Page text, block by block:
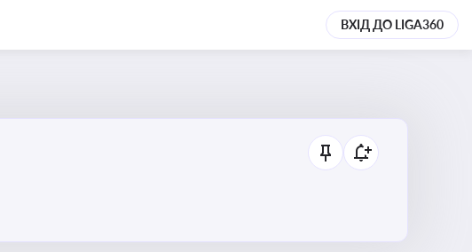
ВХІД ДО LIGA360